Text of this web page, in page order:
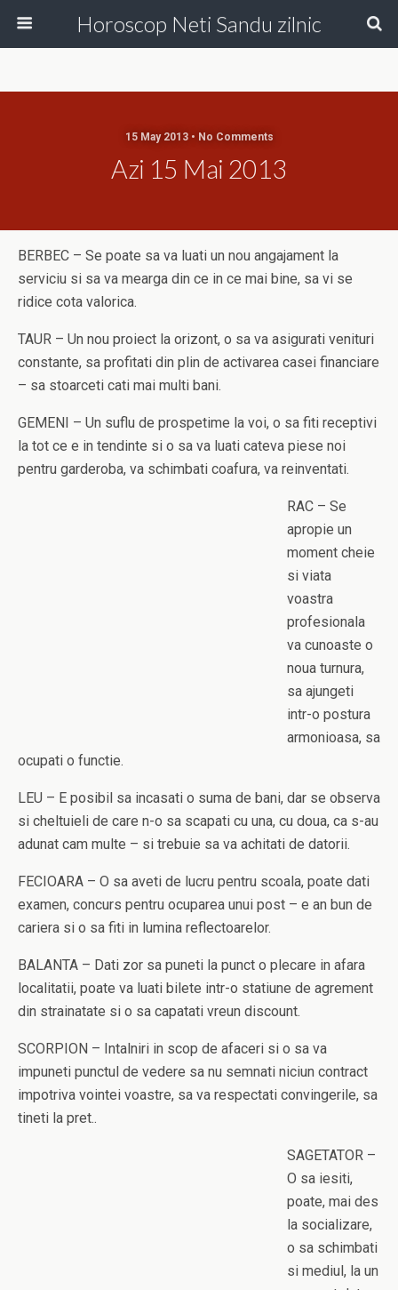
Horoscop Neti Sandu zilnic
15 May 2013 • No Comments
Azi 15 Mai 2013
BERBEC – Se poate sa va luati un nou angajament la
serviciu si sa va mearga din ce in ce mai bine, sa vi se
ridice cota valorica.
TAUR – Un nou proiect la orizont, o sa va asigurati venituri
constante, sa profitati din plin de activarea casei financiare
– sa stoarceti cati mai multi bani.
GEMENI – Un suflu de prospetime la voi, o sa fiti receptivi
la tot ce e in tendinte si o sa va luati cateva piese noi
pentru garderoba, va schimbati coafura, va reinventati.
RAC – Se
apropie un
moment cheie
si viata
voastra
profesionala
va cunoaste o
noua turnura,
sa ajungeti
intr-o postura
armonioasa, sa
ocupati o functie.
LEU – E posibil sa incasati o suma de bani, dar se observa
si cheltuieli de care n-o sa scapati cu una, cu doua, ca s-au
adunat cam multe – si trebuie sa va achitati de datorii.
FECIOARA – O sa aveti de lucru pentru scoala, poate dati
examen, concurs pentru ocuparea unui post – e an bun de
cariera si o sa fiti in lumina reflectoarelor.
BALANTA – Dati zor sa puneti la punct o plecare in afara
localitatii, poate va luati bilete intr-o statiune de agrement
din strainatate si o sa capatati vreun discount.
SCORPION – Intalniri in scop de afaceri si o sa va
impuneti punctul de vedere sa nu semnati niciun contract
impotriva vointei voastre, sa va respectati convingerile, sa
tineti la pret..
SAGETATOR –
O sa iesiti,
poate, mai des
la socializare,
o sa schimbati
si mediul, la un